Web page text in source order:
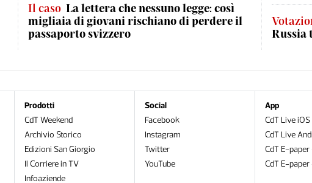
Il caso La lettera che nessuno legge: così
migliaia di giovani rischiano di perdere il
passaporto svizzero
Russia
Prodotti
CdT Weekend
Archivio Storico
Edizioni San Giorgio
Il Corriere in TV
Infoaziende
Social
Facebook
Instagram
Twitter
YouTube
App
CdT Live iOS
CdT Live
CdT E-
CdT E-